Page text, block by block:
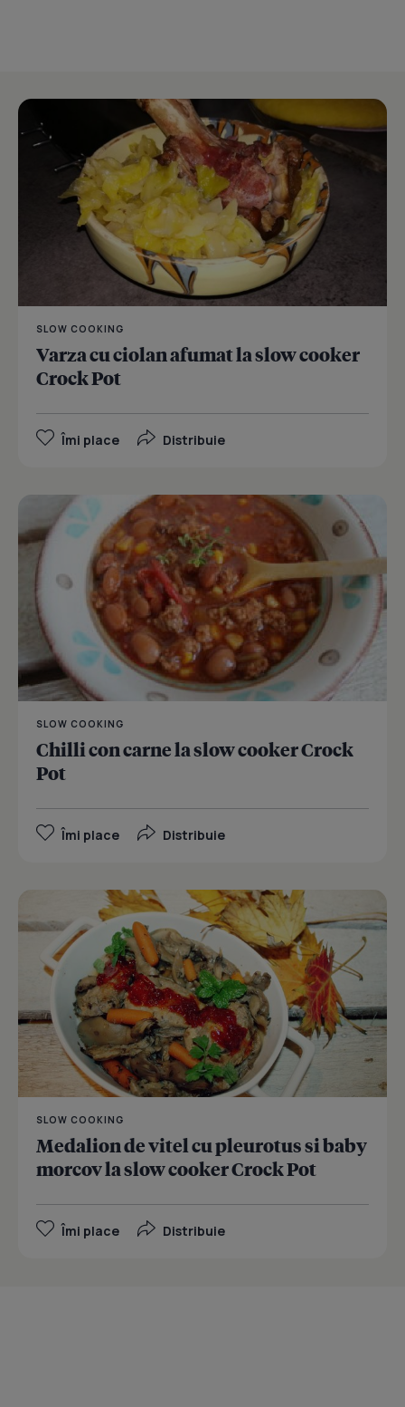
SLOW COOKING
Varza cu ciolan afumat la slow cooker
Crock Pot
Îmi place Distribuie
SLOW COOKING
Chilli con carne la slow cooker Crock
Pot
Îmi place Distribuie
SLOW COOKING
Medalion de vitel cu pleurotus si baby
morcov la slow cooker Crock Pot
Îmi place Distribuie